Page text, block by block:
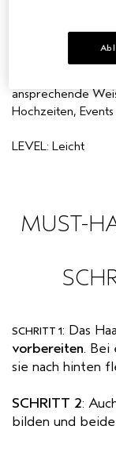
PURE
ALLE
IN
ansprechende
Hochzeiten,
LEVEL: Leicht
MUST-
SCHRITT 1: Das
vorbereiten. Bei
sie nach hinten
SCHRITT 2:
bilden und